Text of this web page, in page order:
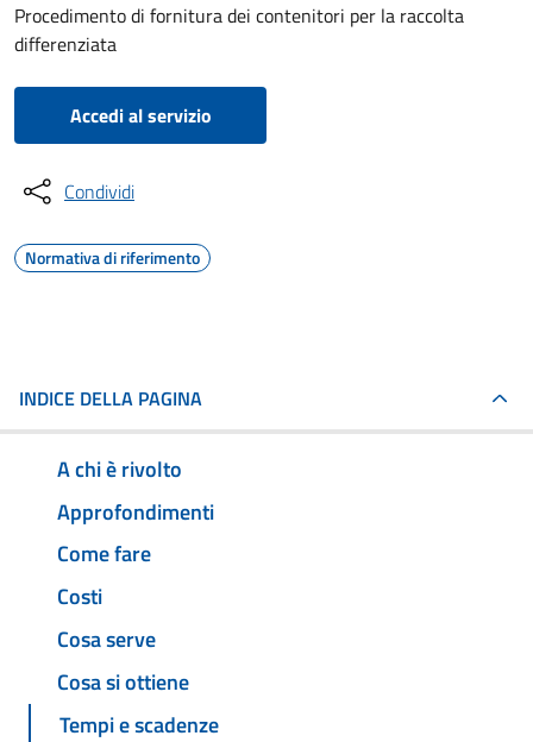
Procedimento di fornitura dei contenitori per la raccolta
differenziata
Accedi al servizio
Condividi
Normativa di riferimento
INDICE DELLA PAGINA
A chi è rivolto
Approfondimenti
Come fare
Costi
Cosa serve
Cosa si ottiene
Tempi e scadenze